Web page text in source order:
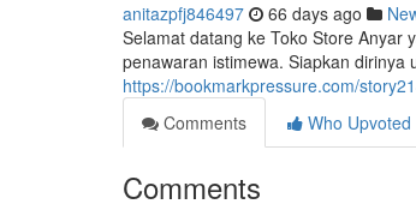
anitazpfj846497 66 days ago
Selamat datang ke Toko Store Anyar
penawaran istimewa. Siapkan
https://bookmarkpressure.com/
Comments
Who Upvoted
Comments